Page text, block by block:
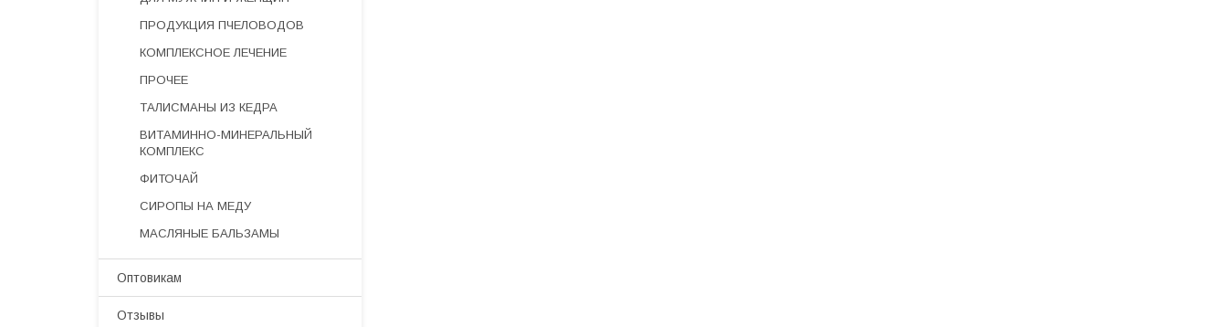
ПРОДУКЦИЯ ПЧЕЛОВОДОВ
КОМПЛЕКСНОЕ ЛЕЧЕНИЕ
ПРОЧЕЕ
ТАЛИСМАНЫ ИЗ КЕДРА
ВИТАМИННО-МИНЕРАЛЬНЫЙ
КОМПЛЕКС
ФИТОЧАЙ
СИРОПЫ НА МЕДУ
МАСЛЯНЫЕ БАЛЬЗАМЫ
Оптовикам
Отзывы